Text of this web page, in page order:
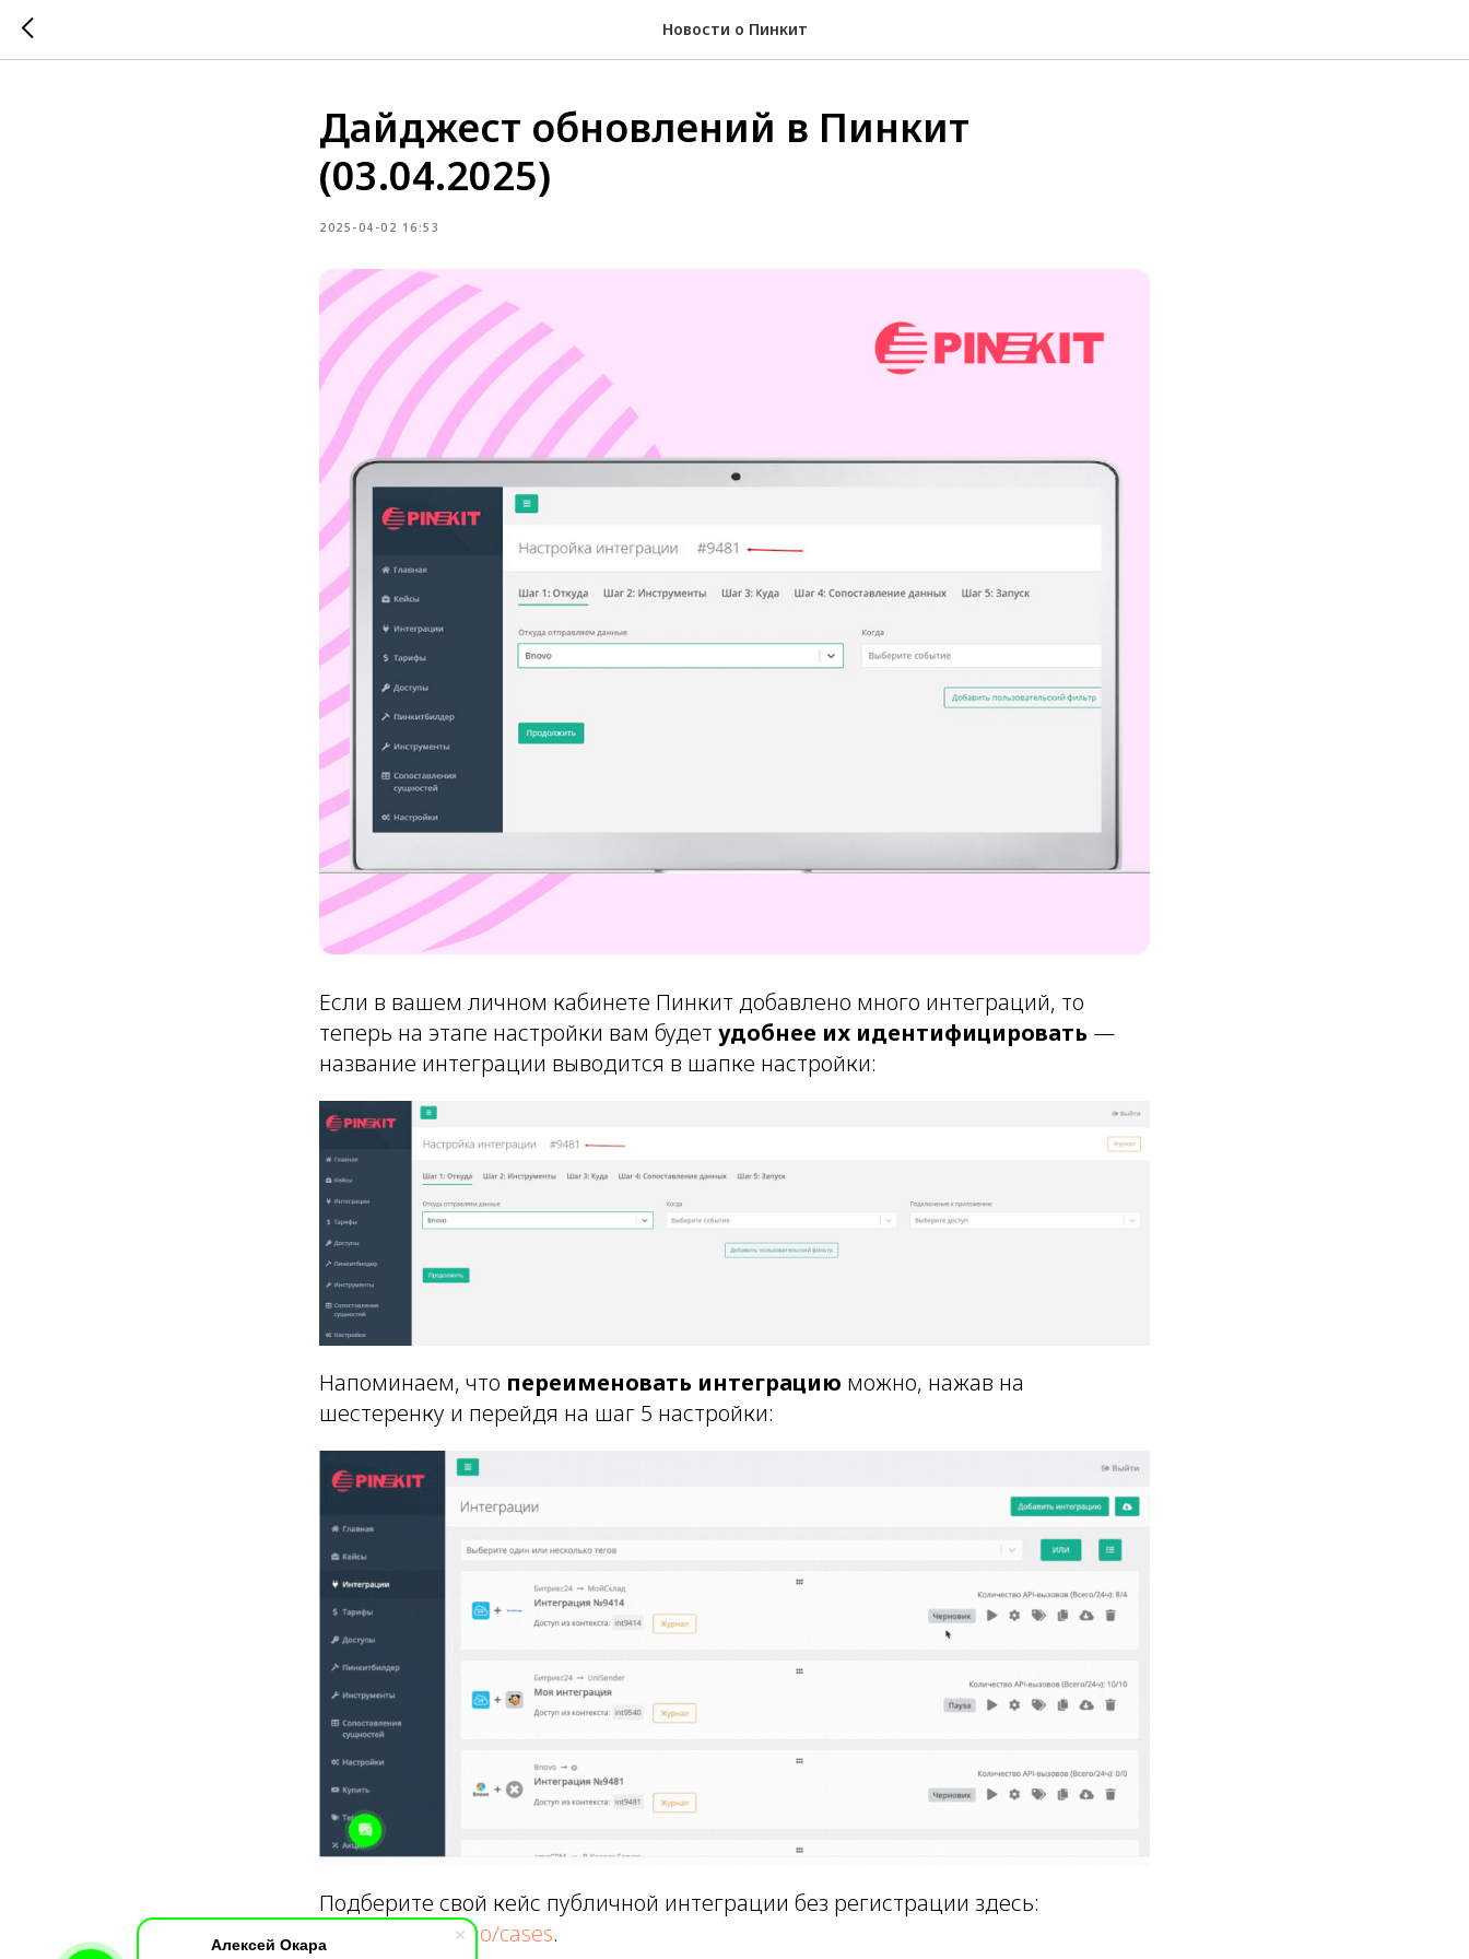
Алексей Окара
Новости о Пинкит
Дайджест обновлений в Пинкит
(03.04.2025)
2025-04-02 16:53
Если в вашем личном кабинете Пинкит добавлено много интеграций, то
теперь на этапе настройки вам будет удобнее их идентифицировать —
название интеграции выводится в шапке настройки:
Напоминаем, что переименовать интеграцию можно, нажав на
шестеренку и перейдя на шаг 5 настройки:
Подберите свой кейс публичной интеграции без регистрации здесь:
https://lk.pinkit.io/cases.